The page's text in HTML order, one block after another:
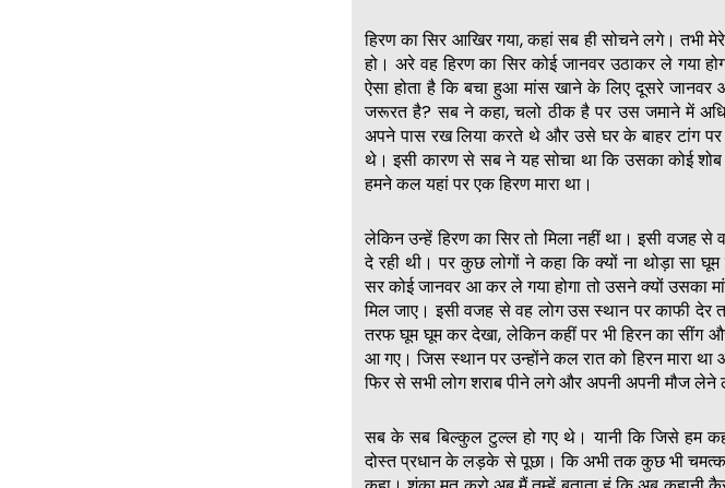
हिरण का सिर आखिर गया, कहां सब ही सोचने लगे। तभी
हो। अरे वह हिरण का सिर कोई जानवर उठाकर ले गया
ऐसा होता है कि बचा हुआ मांस खाने के लिए दूसरे जानवर
जरूरत है? सब ने कहा, चलो ठीक है पर उस जमाने में
अपने पास रख लिया करते थे और उसे घर के बाहर टांग
थे। इसी कारण से सब ने यह सोचा था कि उसका कोई
हमने कल यहां पर एक हिरण मारा था।
लेकिन उन्हें हिरण का सिर तो मिला नहीं था। इसी वजह
दे रही थी। पर कुछ लोगों ने कहा कि क्यों ना थोड़ा सा
सर कोई जानवर आ कर ले गया होगा तो उसने क्यों उसका
मिल जाए। इसी वजह से वह लोग उस स्थान पर काफी देर
तरफ घूम घूम कर देखा, लेकिन कहीं पर भी हिरन का सींग
आ गए। जिस स्थान पर उन्होंने कल रात को हिरन मारा
फिर से सभी लोग शराब पीने लगे और अपनी अपनी मौज लेने
सब के सब बिल्कुल टुल्ल हो गए थे। यानी कि जिसे हम
दोस्त प्रधान के लड़के से पूछा। कि अभी तक कुछ भी